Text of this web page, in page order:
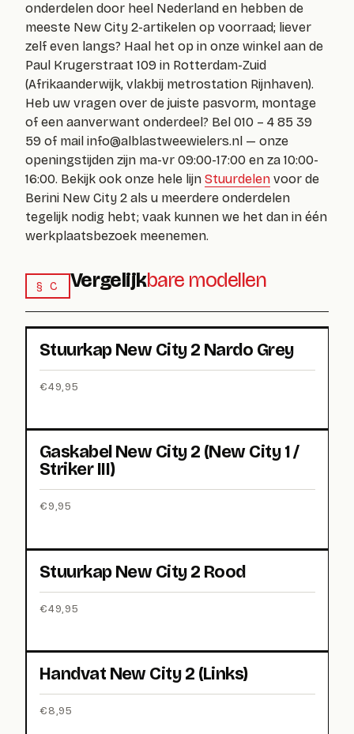
onderdelen door heel Nederland en hebben de
meeste New City 2-artikelen op voorraad; liever
zelf even langs? Haal het op in onze winkel aan de
Paul Krugerstraat 109 in Rotterdam-Zuid
(Afrikaanderwijk, vlakbij metrostation Rijnhaven).
Heb uw vragen over de juiste pasvorm, montage
of een aanverwant onderdeel? Bel 010 – 4 85 39
59 of mail info@alblastweewielers.nl — onze
openingstijden zijn ma-vr 09:00-17:00 en za 10:00-
16:00. Bekijk ook onze hele lijn Stuurdelen voor de
Berini New City 2 als u meerdere onderdelen
tegelijk nodig hebt; vaak kunnen we het dan in één
werkplaatsbezoek meenemen.
§ C Vergelijkbare modellen
Stuurkap New City 2 Nardo Grey
€49,95
Gaskabel New City 2 (New City 1 /
Striker III)
€9,95
Stuurkap New City 2 Rood
€49,95
Handvat New City 2 (Links)
€8,95